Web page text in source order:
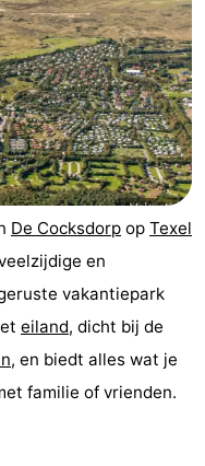
De Cocksdorp op Texel
en
vakantiepark
eiland, dicht bij de
, en biedt alles wat je
familie of vrienden.